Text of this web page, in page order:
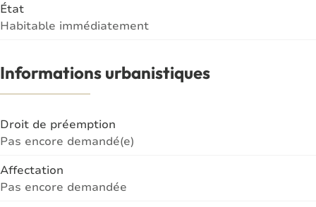
État
Habitable immédiatement
Informations urbanistiques
Droit de préemption
Pas encore demandé(e)
Affectation
Pas encore demandée